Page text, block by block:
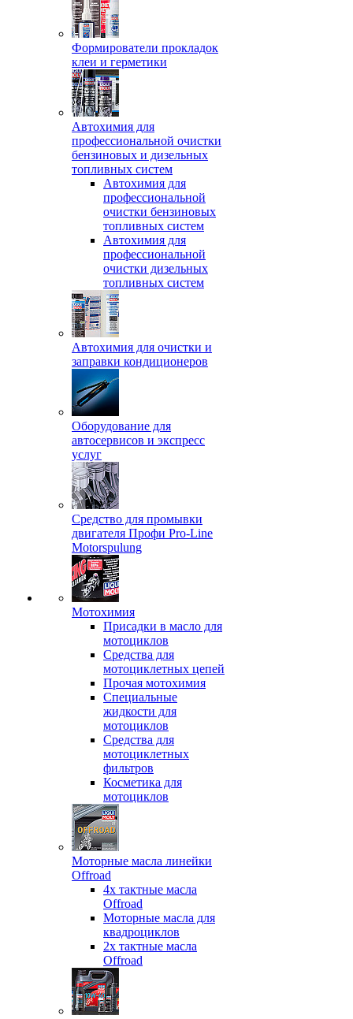
Формирователи прокладок
клеи и герметики
Автохимия для
профессиональной очистки
бензиновых и дизельных
топливных систем
Автохимия для
профессиональной
очистки бензиновых
топливных систем
Автохимия для
профессиональной
очистки дизельных
топливных систем
Автохимия для очистки и
заправки кондиционеров
Оборудование для
автосервисов и экспресс
услуг
Средство для промывки
двигателя Профи Pro-Line
Motorspulung
Мотохимия
Присадки в масло для
мотоциклов
Средства для
мотоциклетных цепей
Прочая мотохимия
Специальные
жидкости для
мотоциклов
Средства для
мотоциклетных
фильтров
Косметика для
мотоциклов
Моторные масла линейки
Offroad
4х тактные масла
Offroad
Моторные масла для
квадроциклов
2х тактные масла
Offroad